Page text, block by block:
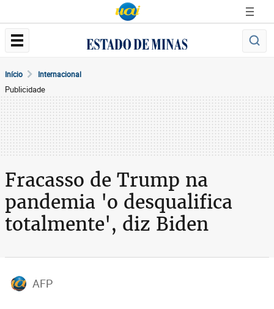
Início Internacional
Publicidade
Fracasso de Trump na
pandemia 'o desqualifica
totalmente', diz Biden
AFP